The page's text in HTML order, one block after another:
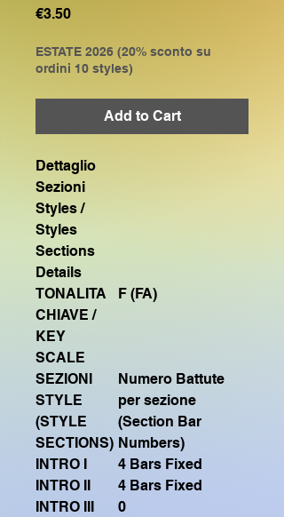
€3.50Price
ESTATE 2026 (20% sconto su
ordini 10 styles)
Add to Cart
Dettaglio
Sezioni
Styles /
Styles
Sections
Details
TONALITA
CHIAVE /
KEY
SCALE
F (FA)
SEZIONI
STYLE
(STYLE
SECTIONS)
Numero Battute
per sezione
(Section Bar
Numbers)
INTRO I
4 Bars Fixed
INTRO II
4 Bars Fixed
INTRO III
0